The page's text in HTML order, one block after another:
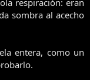
respiración: eran
sombra al acecho
entera, como un